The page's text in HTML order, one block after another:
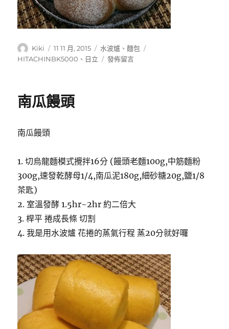
作
者
Kiki
發
佈
11 11 月, 2015
分
類
水波爐 、麵包
HITACHINBK5000 、 日立
在
發佈留言
南瓜饅頭
南瓜饅頭
1. 切烏龍麵模式攪拌16分 (饅頭老麵100g,中筋麵粉
300g,速發乾酵母1/4,南瓜泥180g,細砂糖20g,鹽1/8
茶匙)
2. 室溫發酵 1.5hr~2hr 約二倍大
3. 桿平 捲成長條 切割
4. 我是用水波爐 花捲的蒸氣行程 蒸20分就好囉